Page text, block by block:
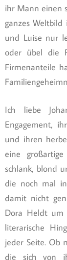
ihr Mann einen
ganzes Weltbild
und Luise nur
oder übel die
Firmenanteile
Ich liebe
Engagement,
und ihren
eine
schlank, blond
die noch mal
damit nicht
Dora Heldt um
literarische
jeder Seite. Ob
die sich von